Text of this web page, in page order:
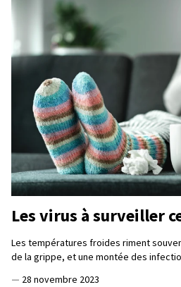
Les virus à surveiller
Les températures froides riment
de la grippe, et une montée des
— 28 novembre 2023